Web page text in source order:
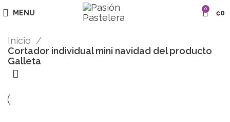
MENU 0 ₡0
Inicio
Cortador individual mini navidad del producto
Galleta